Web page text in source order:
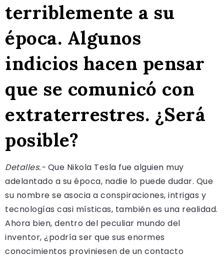
terriblemente a su
época. Algunos
indicios hacen pensar
que se comunicó con
extraterrestres. ¿Será
posible?
Detalles.- Que Nikola Tesla fue alguien muy
adelantado a su época, nadie lo puede dudar. Que
su nombre se asocia a conspiraciones, intrigas y
tecnologías casi místicas, también es una realidad.
Ahora bien, dentro del peculiar mundo del
inventor, ¿podría ser que sus enormes
conocimientos proviniesen de un contacto